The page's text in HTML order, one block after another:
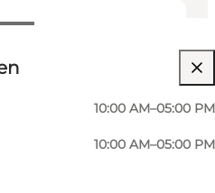
10:00 AM–05:00 PM
10:00 AM–05:00 PM
Partner, Mir selbst, Mein